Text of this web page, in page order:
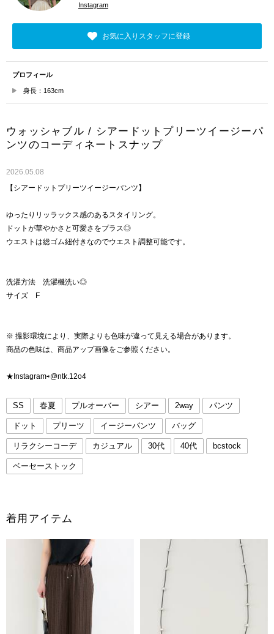
Instagram
お気に入りスタッフに登録
プロフィール
身長：163cm
ウォッシャブル / シアードットプリーツイージーパ
ンツのコーディネートスナップ
2026.05.08
【シアードットプリーツイージーパンツ】
ゆったりリッラックス感のあるスタイリング。
ドットが華やかさと可愛さをプラス◎
ウエストは総ゴム紐付きなのでウエスト調整可能です。
洗濯方法 洗濯機洗い◎
サイズ F
※ 撮影環境により、実際よりも色味が違って見える場合があります。
商品の色味は、商品アップ画像をご参照ください。
★Instagram⇨@ntk.12o4
SS 春夏 プルオーバー シアー 2way パンツ
ドット プリーツ イージーパンツ バッグ
リラクシーコーデ カジュアル 30代 40代 bcstock
ベーセーストック
着用アイテム